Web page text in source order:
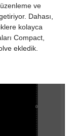
ve
Dahası,
kolayca
Compact,
ekledik.